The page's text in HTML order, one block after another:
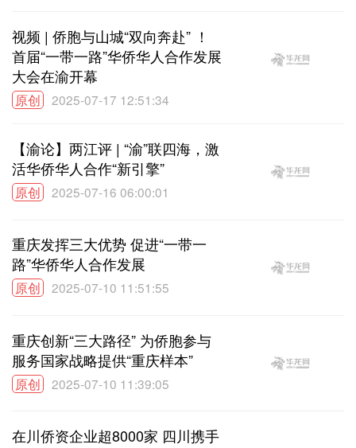
视频 | 侨胞与山城“双向奔赴” ！
首届“一带一路”华侨华人合作发展
大会在渝开幕
原创 2025-07-17 12:51:34
【渝论】两江评 | “渝”联四海，激
活华侨华人合作“新引擎”
原创 2025-07-16 06:00:01
重庆发挥三大优势 促进“一带一
路”华侨华人合作发展
原创 2025-07-10 11:51:55
重庆创新“三大路径” 为侨胞参与
服务国家战略提供“重庆样本”
原创 2025-07-10 11:39:05
在川侨资企业超8000家 四川携手